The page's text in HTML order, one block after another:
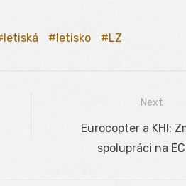
letiská letisko LZ
Next
NextEurocopter a KHI:
spolupráci na